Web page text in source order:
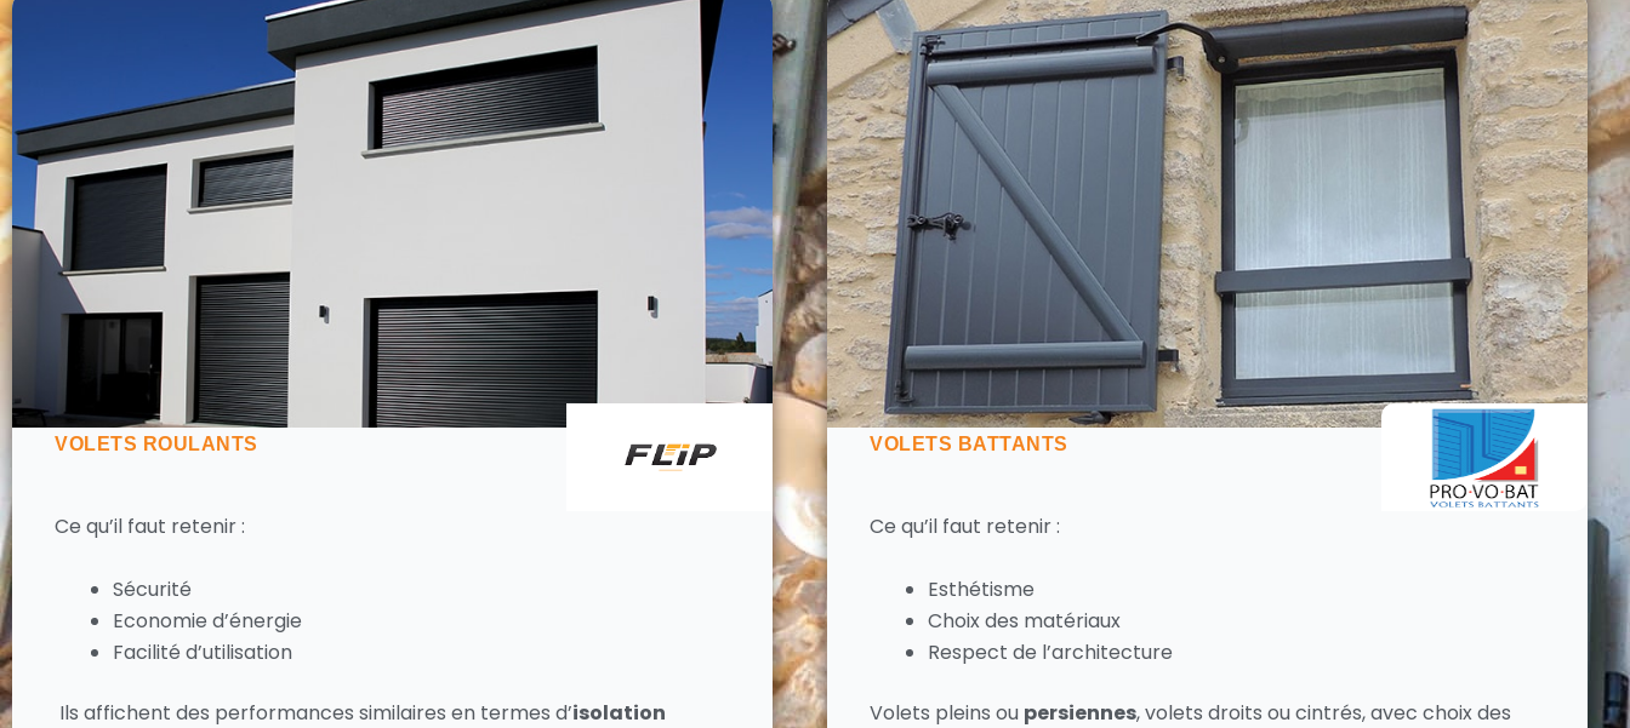
VOLETS ROULANTS
Ce qu’il faut retenir :
Sécurité
Economie d’énergie
Facilité d’utilisation
Ils affichent des performances similaires en termes d’isolation
VOLETS BATTANTS
Ce qu’il faut retenir :
Esthétisme
Choix des matériaux
Respect de l’architecture
Volets pleins ou persiennes, volets droits ou cintrés, avec choix des